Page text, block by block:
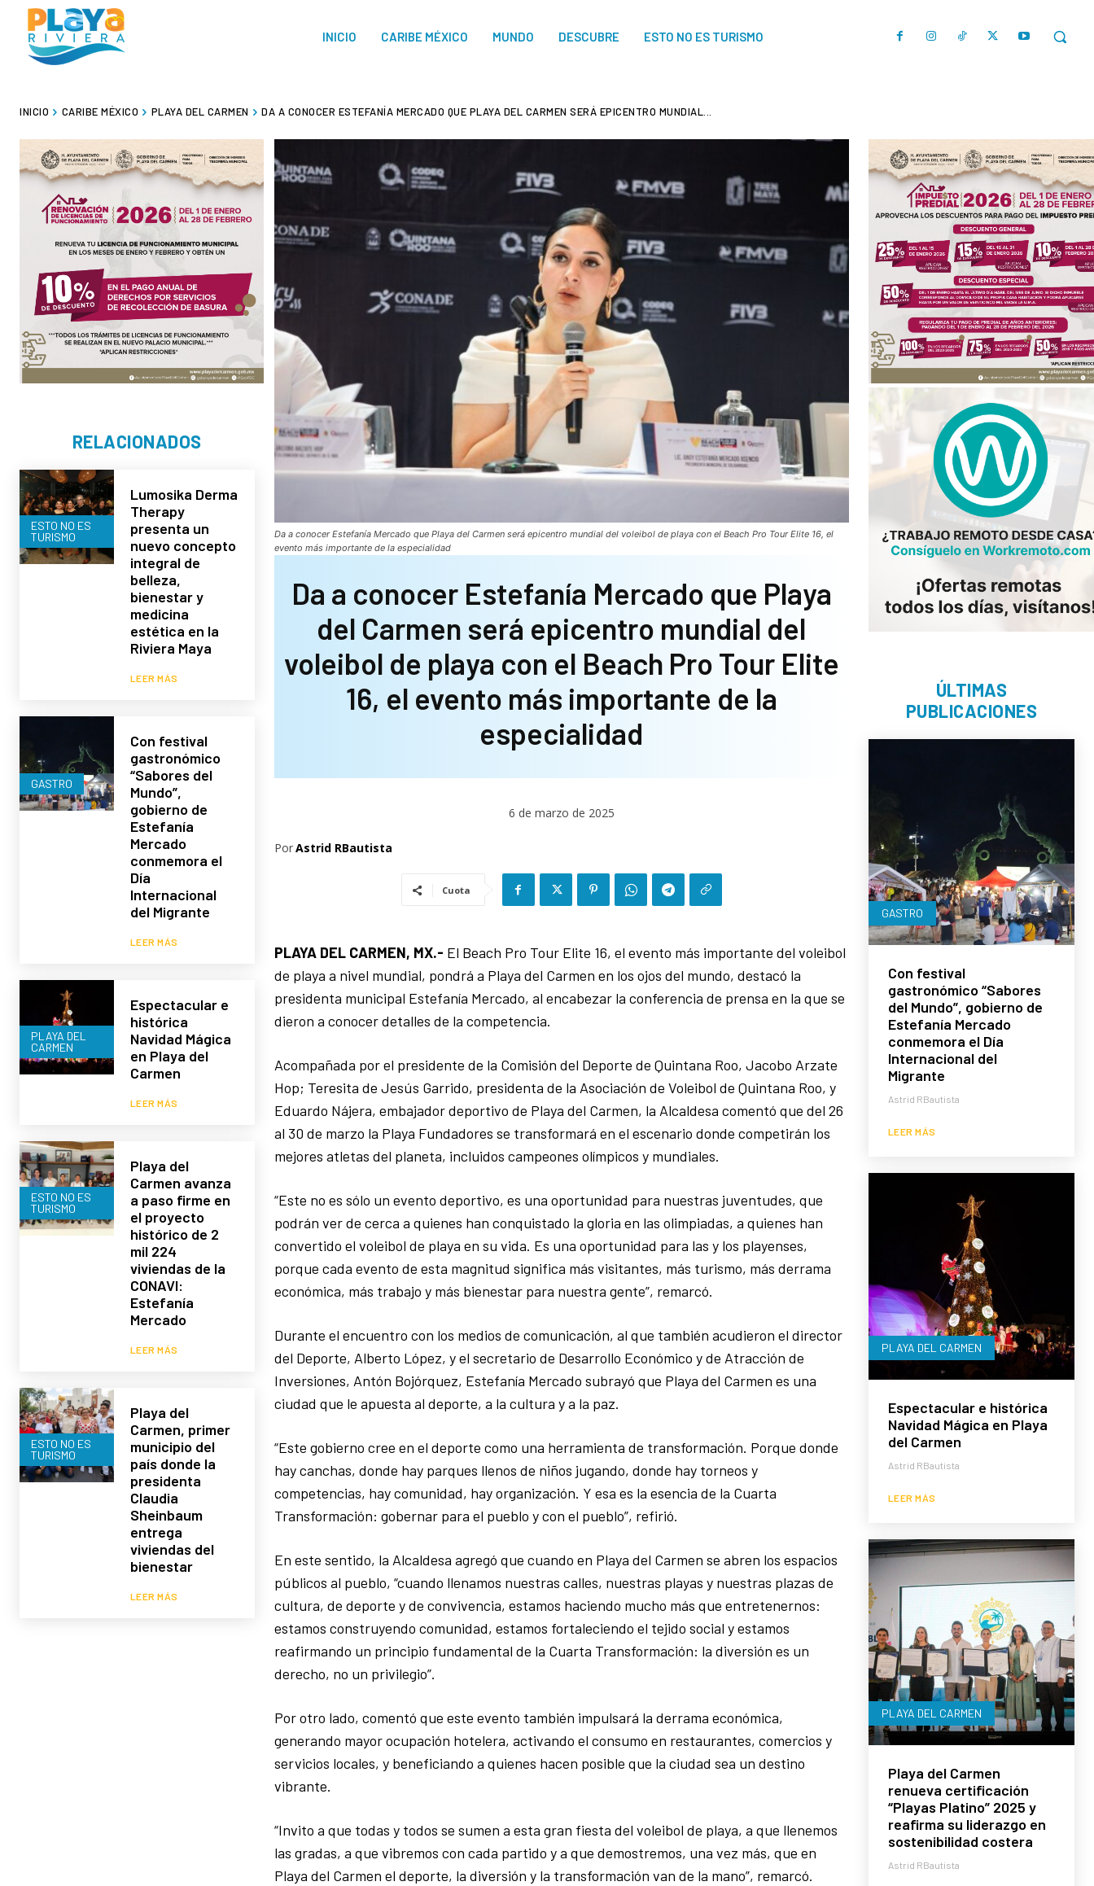
INICIO CARIBE MÉXICO MUNDO DESCUBRE ESTO NO ES TURISMO
INICIO CARIBE MÉXICO PLAYA DEL CARMEN DA A CONOCER ESTEFANÍA MERCADO QUE PLAYA DEL CARMEN SERÁ EPICENTRO MUNDIAL...
RELACIONADOS
ESTO NO ES
TURISMO
Lumosika Derma
Therapy
presenta un
nuevo concepto
integral de
belleza,
bienestar y
medicina
estética en la
Riviera Maya
LEER MÁS
GASTRO
Con festival
gastronómico
“Sabores del
Mundo”,
gobierno de
Estefanía
Mercado
conmemora el
Día
Internacional
del Migrante
LEER MÁS
PLAYA DEL
CARMEN
Espectacular e
histórica
Navidad Mágica
en Playa del
Carmen
LEER MÁS
ESTO NO ES
TURISMO
Playa del
Carmen avanza
a paso firme en
el proyecto
histórico de 2
mil 224
viviendas de la
CONAVI:
Estefanía
Mercado
LEER MÁS
ESTO NO ES
TURISMO
Playa del
Carmen, primer
municipio del
país donde la
presidenta
Claudia
Sheinbaum
entrega
viviendas del
bienestar
LEER MÁS
Da a conocer Estefanía Mercado que Playa del Carmen será epicentro mundial del voleibol de playa con el Beach Pro Tour Elite 16, el
evento más importante de la especialidad
Da a conocer Estefanía Mercado que Playa
del Carmen será epicentro mundial del
voleibol de playa con el Beach Pro Tour Elite
16, el evento más importante de la
especialidad
6 de marzo de 2025
PorAstrid RBautista
Cuota
PLAYA DEL CARMEN, MX.- El Beach Pro Tour Elite 16, el evento más importante del voleibol
de playa a nivel mundial, pondrá a Playa del Carmen en los ojos del mundo, destacó la
presidenta municipal Estefanía Mercado, al encabezar la conferencia de prensa en la que se
dieron a conocer detalles de la competencia.
Acompañada por el presidente de la Comisión del Deporte de Quintana Roo, Jacobo Arzate
Hop; Teresita de Jesús Garrido, presidenta de la Asociación de Voleibol de Quintana Roo, y
Eduardo Nájera, embajador deportivo de Playa del Carmen, la Alcaldesa comentó que del 26
al 30 de marzo la Playa Fundadores se transformará en el escenario donde competirán los
mejores atletas del planeta, incluidos campeones olímpicos y mundiales.
“Este no es sólo un evento deportivo, es una oportunidad para nuestras juventudes, que
podrán ver de cerca a quienes han conquistado la gloria en las olimpiadas, a quienes han
convertido el voleibol de playa en su vida. Es una oportunidad para las y los playenses,
porque cada evento de esta magnitud significa más visitantes, más turismo, más derrama
económica, más trabajo y más bienestar para nuestra gente”, remarcó.
Durante el encuentro con los medios de comunicación, al que también acudieron el director
del Deporte, Alberto López, y el secretario de Desarrollo Económico y de Atracción de
Inversiones, Antón Bojórquez, Estefanía Mercado subrayó que Playa del Carmen es una
ciudad que le apuesta al deporte, a la cultura y a la paz.
“Este gobierno cree en el deporte como una herramienta de transformación. Porque donde
hay canchas, donde hay parques llenos de niños jugando, donde hay torneos y
competencias, hay comunidad, hay organización. Y esa es la esencia de la Cuarta
Transformación: gobernar para el pueblo y con el pueblo”, refirió.
En este sentido, la Alcaldesa agregó que cuando en Playa del Carmen se abren los espacios
públicos al pueblo, “cuando llenamos nuestras calles, nuestras playas y nuestras plazas de
cultura, de deporte y de convivencia, estamos haciendo mucho más que entretenernos:
estamos construyendo comunidad, estamos fortaleciendo el tejido social y estamos
reafirmando un principio fundamental de la Cuarta Transformación: la diversión es un
derecho, no un privilegio”.
Por otro lado, comentó que este evento también impulsará la derrama económica,
generando mayor ocupación hotelera, activando el consumo en restaurantes, comercios y
servicios locales, y beneficiando a quienes hacen posible que la ciudad sea un destino
vibrante.
“Invito a que todas y todos se sumen a esta gran fiesta del voleibol de playa, a que llenemos
las gradas, a que vibremos con cada partido y a que demostremos, una vez más, que en
Playa del Carmen el deporte, la diversión y la transformación van de la mano”, remarcó.
ÚLTIMAS
PUBLICACIONES
GASTRO
Con festival
gastronómico “Sabores
del Mundo”, gobierno de
Estefanía Mercado
conmemora el Día
Internacional del
Migrante
Astrid RBautista
LEER MÁS
PLAYA DEL CARMEN
Espectacular e histórica
Navidad Mágica en Playa
del Carmen
Astrid RBautista
LEER MÁS
PLAYA DEL CARMEN
Playa del Carmen
renueva certificación
“Playas Platino” 2025 y
reafirma su liderazgo en
sostenibilidad costera
Astrid RBautista